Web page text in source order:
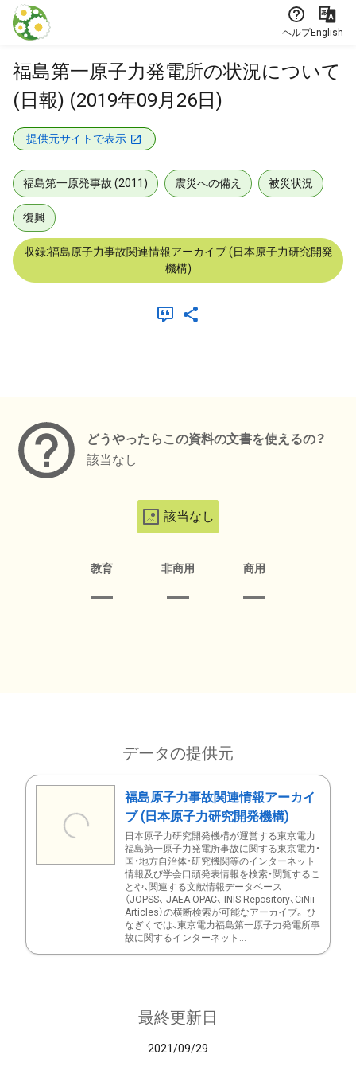
本文に飛ぶ
ヘルプEnglish
福島第一原子力発電所の状況について
(日報) (2019年09月26日)
提供元サイトで表示
福島第一原発事故 (2011) 震災への備え 被災状況
復興
収録:福島原子力事故関連情報アーカイブ (日本原子力研究開発
機構)
どうやったらこの資料の文書を使えるの？
該当なし
該当なし
教育 非商用 商用
データの提供元
福島原子力事故関連情報アーカイ
ブ (日本原子力研究開発機構)
日本原子力研究開発機構が運営する東京電力
福島第一原子力発電所事故に関する東京電力・
国・地方自治体・研究機関等のインターネット
情報及び学会口頭発表情報を検索・閲覧するこ
とや、関連する文献情報データベース
（JOPSS、 JAEA OPAC、 INIS Repository、CiNii
Articles）の横断検索が可能なアーカイブ。 ひ
なぎくでは、東京電力福島第一原子力発電所事
故に関するインターネット...
最終更新日
2021/09/29